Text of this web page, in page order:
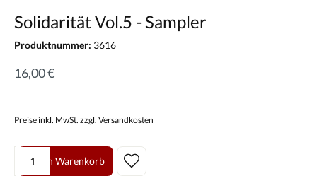
Solidarität Vol.5 - Sampler
Produktnummer: 3616
16,00 €
Preise inkl. MwSt. zzgl. Versandkosten
Produkt Anzahl: Gib den gewünschten Wert ein oder benutze die
In den Warenkorb